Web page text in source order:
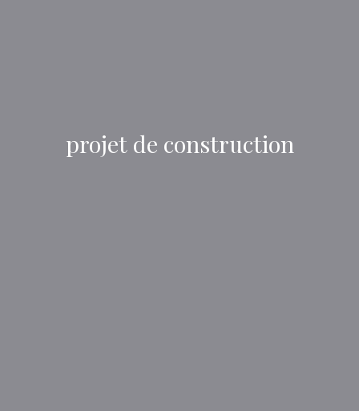
projet de construction